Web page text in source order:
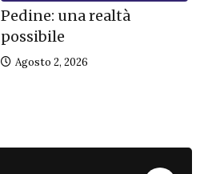
Pedine: una realtà
possibile
Agosto 2, 2026